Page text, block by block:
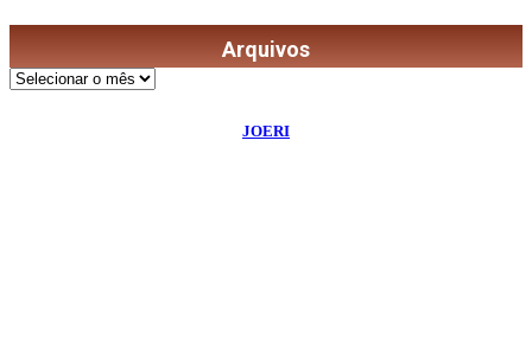
Arquivos
Arquivos
JOERI